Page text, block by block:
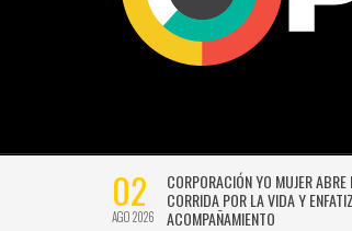
02
AGO 2026
CORPORACIÓN YO MUJER
CORRIDA POR LA VIDA Y
ACOMPAÑAMIENTO